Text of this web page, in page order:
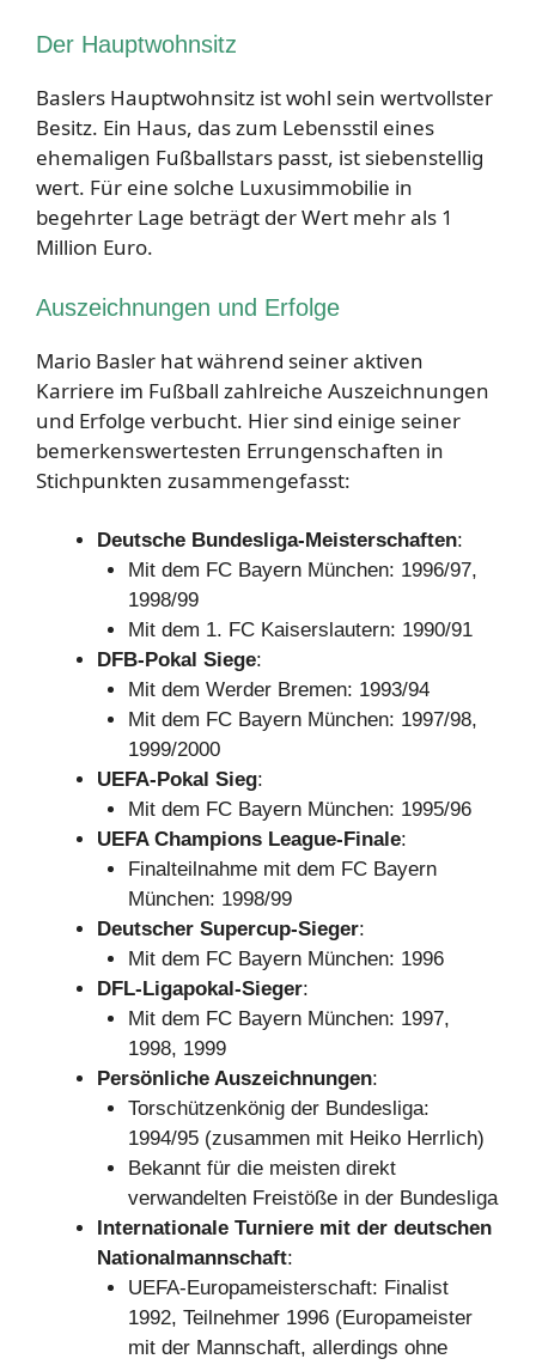
Der Hauptwohnsitz
Baslers Hauptwohnsitz ist wohl sein wertvollster
Besitz. Ein Haus, das zum Lebensstil eines
ehemaligen Fußballstars passt, ist siebenstellig
wert. Für eine solche Luxusimmobilie in
begehrter Lage beträgt der Wert mehr als 1
Million Euro.
Auszeichnungen und Erfolge
Mario Basler hat während seiner aktiven
Karriere im Fußball zahlreiche Auszeichnungen
und Erfolge verbucht. Hier sind einige seiner
bemerkenswertesten Errungenschaften in
Stichpunkten zusammengefasst:
Deutsche Bundesliga-Meisterschaften:
Mit dem FC Bayern München: 1996/97,
1998/99
Mit dem 1. FC Kaiserslautern: 1990/91
DFB-Pokal Siege:
Mit dem Werder Bremen: 1993/94
Mit dem FC Bayern München: 1997/98,
1999/2000
UEFA-Pokal Sieg:
Mit dem FC Bayern München: 1995/96
UEFA Champions League-Finale:
Finalteilnahme mit dem FC Bayern
München: 1998/99
Deutscher Supercup-Sieger:
Mit dem FC Bayern München: 1996
DFL-Ligapokal-Sieger:
Mit dem FC Bayern München: 1997,
1998, 1999
Persönliche Auszeichnungen:
Torschützenkönig der Bundesliga:
1994/95 (zusammen mit Heiko Herrlich)
Bekannt für die meisten direkt
verwandelten Freistöße in der Bundesliga
Internationale Turniere mit der deutschen
Nationalmannschaft:
UEFA-Europameisterschaft: Finalist
1992, Teilnehmer 1996 (Europameister
mit der Mannschaft, allerdings ohne